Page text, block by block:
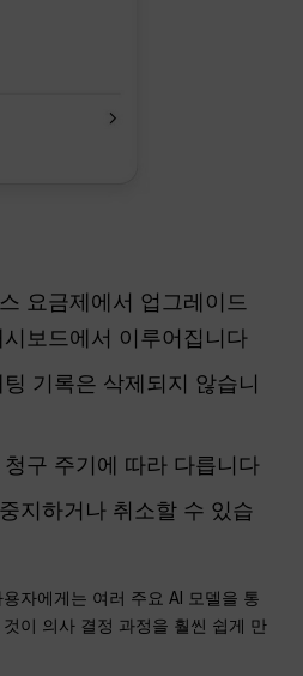
요금제에서 업그레이드
보드에서 이루어집니다
기록은 삭제되지 않습니
구 주기에 따라 다릅니다
지하거나 취소할 수 있습
자에게는 여러 주요 AI 모델을 통
이 의사 결정 과정을 훨씬 쉽게 만